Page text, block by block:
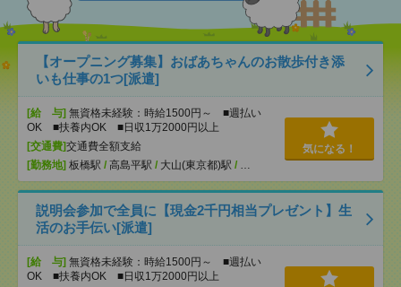
【オープニング募集】おばあちゃんのお散歩付き添
いも仕事の1つ[派遣]
[給 与] 無資格未経験：時給1500円～ ■週払い
OK ■扶養内OK ■日収1万2000円以上
[交通費]交通費全額支給
[勤務地] 板橋駅 / 高島平駅 / 大山(東京都)駅 / …
気になる！
説明会参加で全員に【現金2千円相当プレゼント】生
活のお手伝い[派遣]
[給 与] 無資格未経験：時給1500円～ ■週払い
OK ■扶養内OK ■日収1万2000円以上